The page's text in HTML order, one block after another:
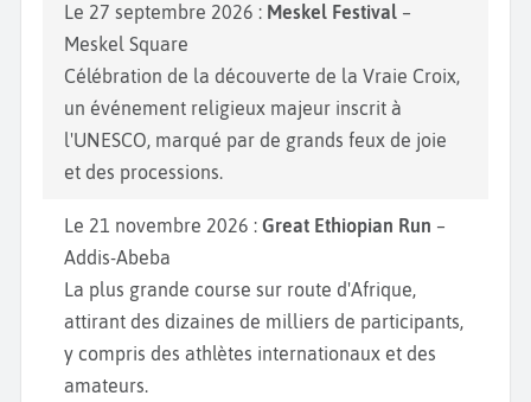
Le 27 septembre 2026 : Meskel Festival –
Meskel Square
Célébration de la découverte de la Vraie Croix,
un événement religieux majeur inscrit à
l'UNESCO, marqué par de grands feux de joie
et des processions.
Le 21 novembre 2026 : Great Ethiopian Run –
Addis-Abeba
La plus grande course sur route d'Afrique,
attirant des dizaines de milliers de participants,
y compris des athlètes internationaux et des
amateurs.